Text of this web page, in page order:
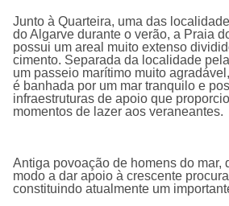
Junto à Quarteira, uma das
do Algarve durante o verão, a Praia
possui um areal muito extenso
cimento. Separada da localidade
um passeio marítimo muito
é banhada por um mar tranquilo e
infraestruturas de apoio que
momentos de lazer aos veraneantes.
Antiga povoação de homens do mar,
modo a dar apoio à crescente
constituindo atualmente um